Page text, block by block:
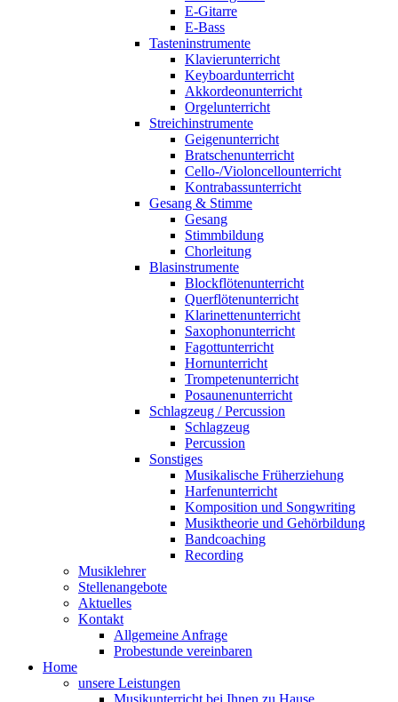
E-Gitarre
E-Bass
Tasteninstrumente
Klavierunterricht
Keyboardunterricht
Akkordeonunterricht
Orgelunterricht
Streichinstrumente
Geigenunterricht
Bratschenunterricht
Cello-/Violoncellounterricht
Kontrabassunterricht
Gesang & Stimme
Gesang
Stimmbildung
Chorleitung
Blasinstrumente
Blockflötenunterricht
Querflötenunterricht
Klarinettenunterricht
Saxophonunterricht
Fagottunterricht
Hornunterricht
Trompetenunterricht
Posaunenunterricht
Schlagzeug / Percussion
Schlagzeug
Percussion
Sonstiges
Musikalische Früherziehung
Harfenunterricht
Komposition und Songwriting
Musiktheorie und Gehörbildung
Bandcoaching
Recording
Musiklehrer
Stellenangebote
Aktuelles
Kontakt
Allgemeine Anfrage
Probestunde vereinbaren
Home
unsere Leistungen
Musikunterricht bei Ihnen zu Hause